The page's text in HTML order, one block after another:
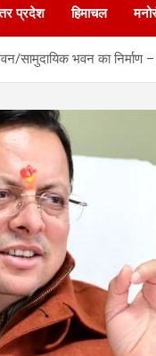
प्रदेश हिमाचल
सामुदायिक भवन का निर्माण